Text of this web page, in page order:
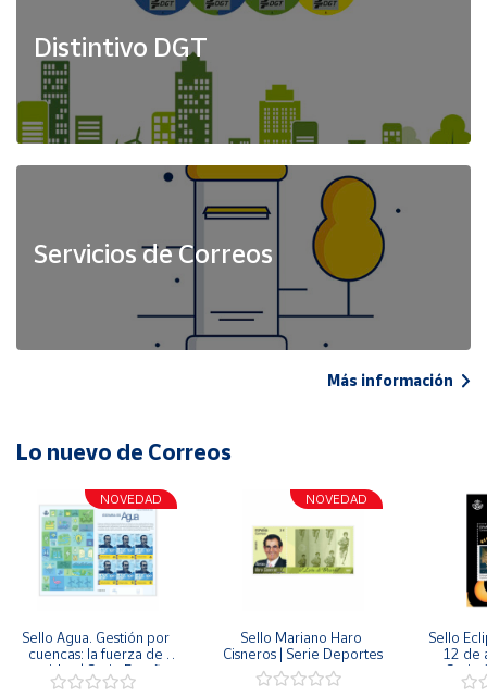
Distintivo DGT
Servicios de Correos
Más información
Lo nuevo de Correos
NOVEDAD
Sello Agua. Gestión por
cuencas: la fuerza de
una idea.| Serie España
ES| Pliego Premium
NOVEDAD
Sello Mariano Haro
Cisneros | Serie Deportes
Sello
12 de
Serie